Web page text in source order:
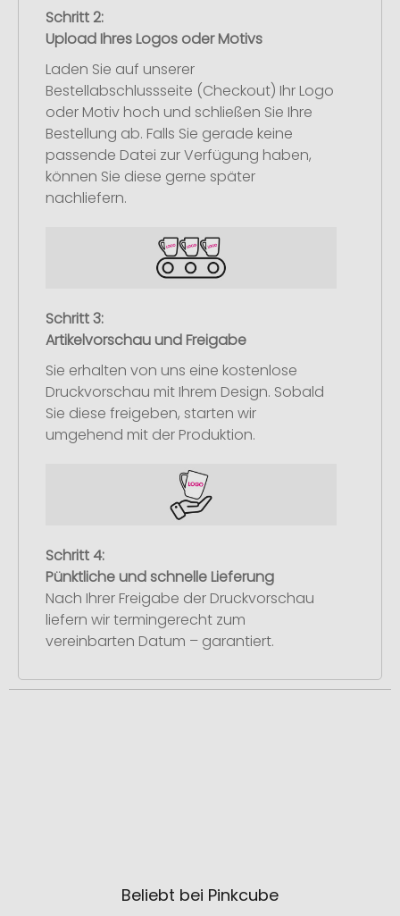
Schritt 2:
Upload Ihres Logos oder Motivs
Laden Sie auf unserer
Bestellabschlussseite (Checkout) Ihr Logo
oder Motiv hoch und schließen Sie Ihre
Bestellung ab. Falls Sie gerade keine
passende Datei zur Verfügung haben,
können Sie diese gerne später
nachliefern.
Schritt 3:
Artikelvorschau und Freigabe
Sie erhalten von uns eine kostenlose
Druckvorschau mit Ihrem Design. Sobald
Sie diese freigeben, starten wir
umgehend mit der Produktion.
Schritt 4:
Pünktliche und schnelle Lieferung
Nach Ihrer Freigabe der Druckvorschau
liefern wir termingerecht zum
vereinbarten Datum – garantiert.
Beliebt bei Pinkcube